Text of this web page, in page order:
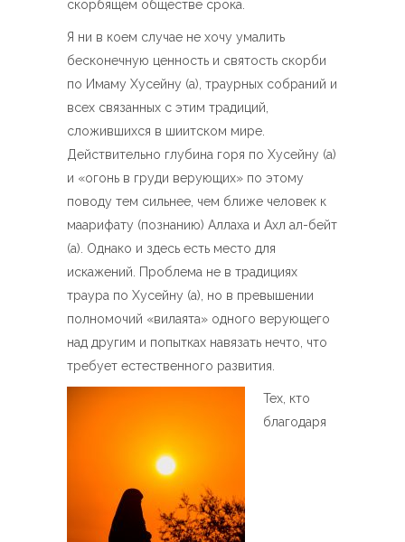
скорбящем обществе срока.
Я ни в коем случае не хочу умалить
бесконечную ценность и святость скорби
по Имаму Хусейну (а), траурных собраний и
всех связанных с этим традиций,
сложившихся в шиитском мире.
Действительно глубина горя по Хусейну (а)
и «огонь в груди верующих» по этому
поводу тем сильнее, чем ближе человек к
маарифату (познанию) Аллаха и Ахл ал-бейт
(а). Однако и здесь есть место для
искажений. Проблема не в традициях
траура по Хусейну (а), но в превышении
полномочий «вилаята» одного верующего
над другим и попытках навязать нечто, что
требует естественного развития.
Тех, кто
благодаря